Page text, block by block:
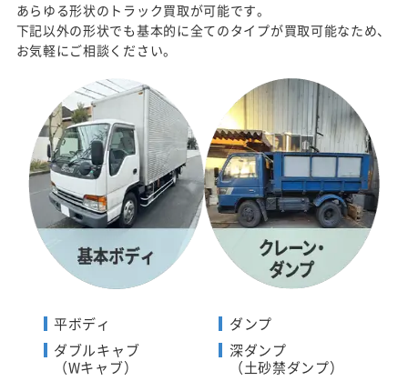
あらゆる形状のトラック買取が可能です。
下記以外の形状でも基本的に全てのタイプが買取可能なため、
お気軽にご相談ください。
平ボディ
ダブルキャブ
（Wキャブ）
ダンプ
深ダンプ
（土砂禁ダンプ）